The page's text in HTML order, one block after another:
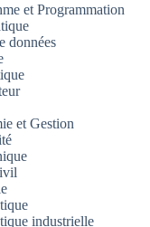
et Programmation
données
et Gestion
industrielle